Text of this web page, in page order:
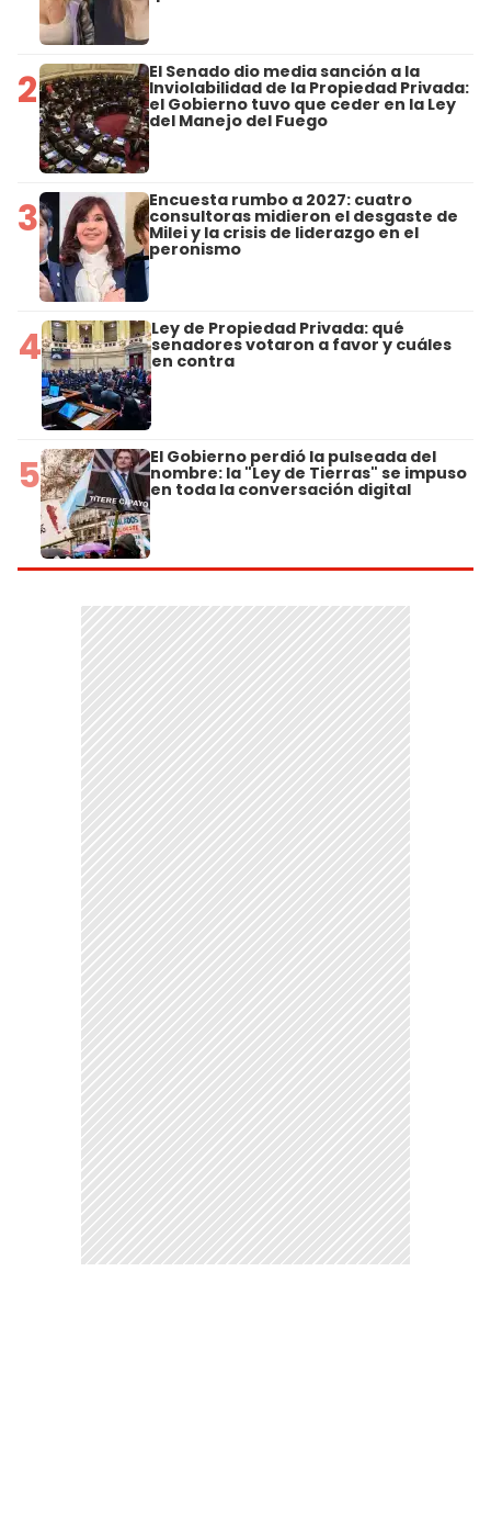
2 El Senado dio media sanción a la
Inviolabilidad de la Propiedad Privada:
el Gobierno tuvo que ceder en la Ley
del Manejo del Fuego
3 Encuesta rumbo a 2027: cuatro
consultoras midieron el desgaste de
Milei y la crisis de liderazgo en el
peronismo
4 Ley de Propiedad Privada: qué
senadores votaron a favor y cuáles
en contra
5 El Gobierno perdió la pulseada del
nombre: la "Ley de Tierras" se impuso
en toda la conversación digital